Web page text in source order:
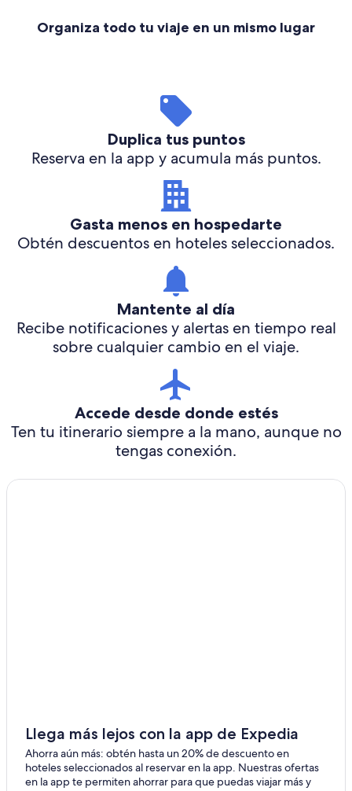
Organiza todo tu viaje en un mismo lugar
Duplica tus puntos
Reserva en la app y acumula más puntos.
Gasta menos en hospedarte
Obtén descuentos en hoteles seleccionados.
Mantente al día
Recibe notificaciones y alertas en tiempo real
sobre cualquier cambio en el viaje.
Accede desde donde estés
Ten tu itinerario siempre a la mano, aunque no
tengas conexión.
Llega más lejos con la app de Expedia
Ahorra aún más: obtén hasta un 20% de descuento en
hoteles seleccionados al reservar en la app. Nuestras ofertas
en la app te permiten ahorrar para que puedas viajar más y